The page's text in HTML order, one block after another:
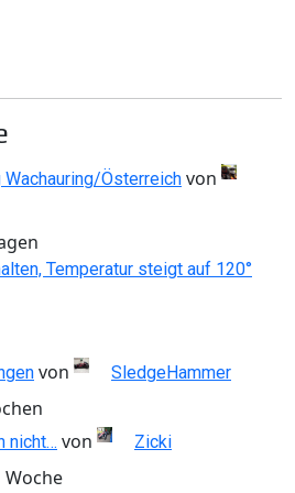
Österreich von
Temperatur steigt auf 120°
von SledgeHammer
nicht… von Zicki